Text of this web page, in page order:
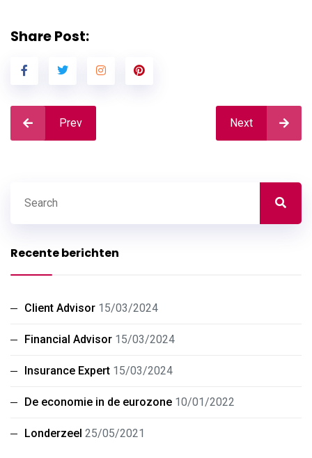
Share Post:
Prev Next
Recente berichten
Client Advisor 15/03/2024
Financial Advisor 15/03/2024
Insurance Expert 15/03/2024
De economie in de eurozone 10/01/2022
Londerzeel 25/05/2021